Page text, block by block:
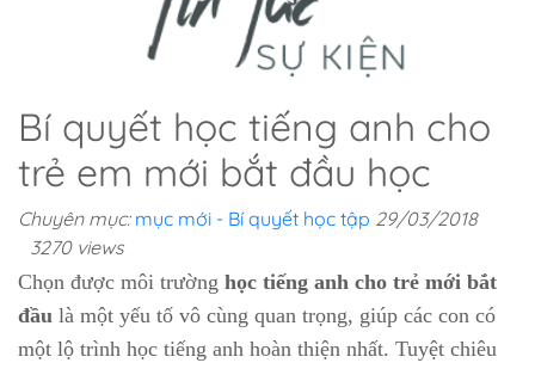
Bí quyết học tiếng anh cho
trẻ em mới bắt đầu học
Chuyên mục: mục mới - Bí quyết học tập 29/03/2018
3270 views
Chọn được môi trường học tiếng anh cho trẻ mới bắt
đầu là một yếu tố vô cùng quan trọng, giúp các con có
một lộ trình học tiếng anh hoàn thiện nhất. Tuyệt chiêu